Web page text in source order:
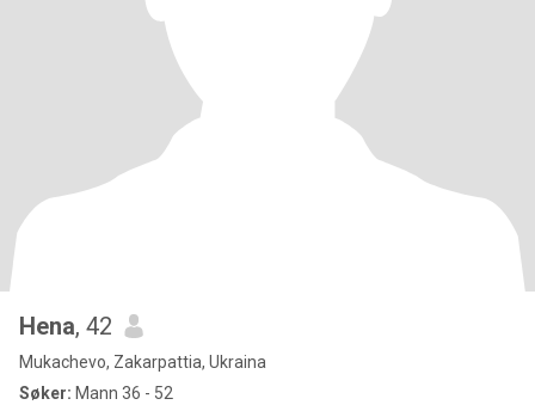
Hena, 42
Mukachevo, Zakarpattia, Ukraina
Søker: Mann 36 - 52